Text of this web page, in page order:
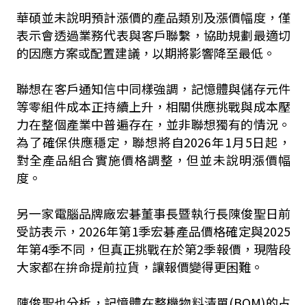
華碩並未說明預計漲價的產品類別及漲價幅度，僅
表示會透過業務代表與客戶聯繫，協助規劃最適切
的因應方案或配置建議，以期將影響降至最低。
聯想在客戶通知信中同樣強調，記憶體與儲存元件
等零組件成本正持續上升，相關供應挑戰與成本壓
力在整個產業中普遍存在，並非聯想獨有的情況。
為了確保供應穩定，聯想將自2026年1月5日起，
對全產品組合實施價格調整，但並未說明漲價幅
度。
另一家電腦品牌廠宏碁董事長暨執行長陳俊聖日前
受訪表示，2026年第1季宏碁產品價格確定與2025
年第4季不同，但真正挑戰在於第2季報價，現階段
大家都在拚命提前拉貨，讓報價變得更困難。